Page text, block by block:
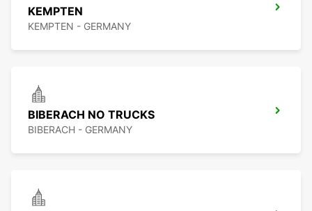
KEMPTEN
KEMPTEN - GERMANY
BIBERACH NO TRUCKS
BIBERACH - GERMANY